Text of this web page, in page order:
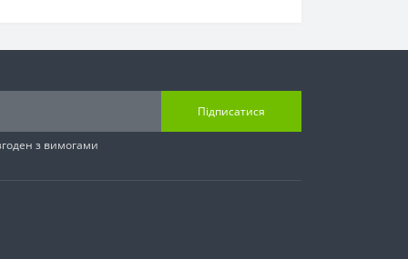
Підписатися
з вимогами